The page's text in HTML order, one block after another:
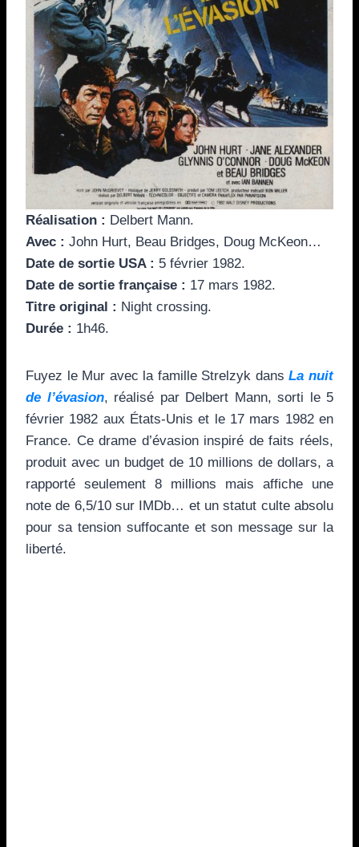
Réalisation : Delbert Mann.
Avec : John Hurt, Beau Bridges, Doug McKeon…
Date de sortie USA : 5 février 1982.
Date de sortie française : 17 mars 1982.
Titre original : Night crossing.
Durée : 1h46.
Fuyez le Mur avec la famille Strelzyk dansLa nuit
de l’évasion, réalisé par Delbert Mann, sorti le 5
février 1982 aux États-Unis et le 17 mars 1982 en
France. Ce drame d’évasion inspiré de faits réels,
produit avec un budget de 10 millions de dollars, a
rapporté seulement 8 millions mais affiche une
note de 6,5/10 sur IMDb… et un statut culte absolu
pour sa tension suffocante et son message sur la
liberté.